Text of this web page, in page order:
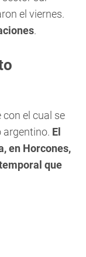
el viernes.
.
con el cual se
argentino. El
en Horcones,
que